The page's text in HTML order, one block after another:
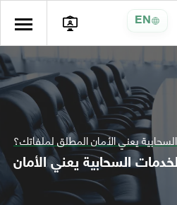
EN
يعني الأمان المطلق لملفاتك؟
السحابية يعني الأمان